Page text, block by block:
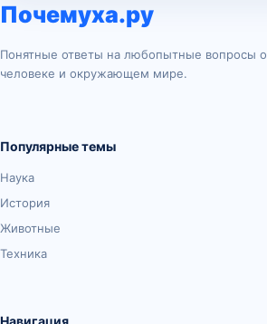
Почемуха.ру
Понятные ответы на любопытные вопросы о
человеке и окружающем мире.
Популярные темы
Наука
История
Животные
Техника